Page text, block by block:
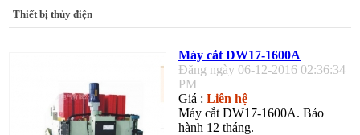
Thiết bị thủy điện
Máy cắt DW17-1600A
Đăng ngày 06-12-2016 02:36:34
PM
Giá : Liên hệ
Máy cắt DW17-1600A. Bảo
hành 12 tháng.